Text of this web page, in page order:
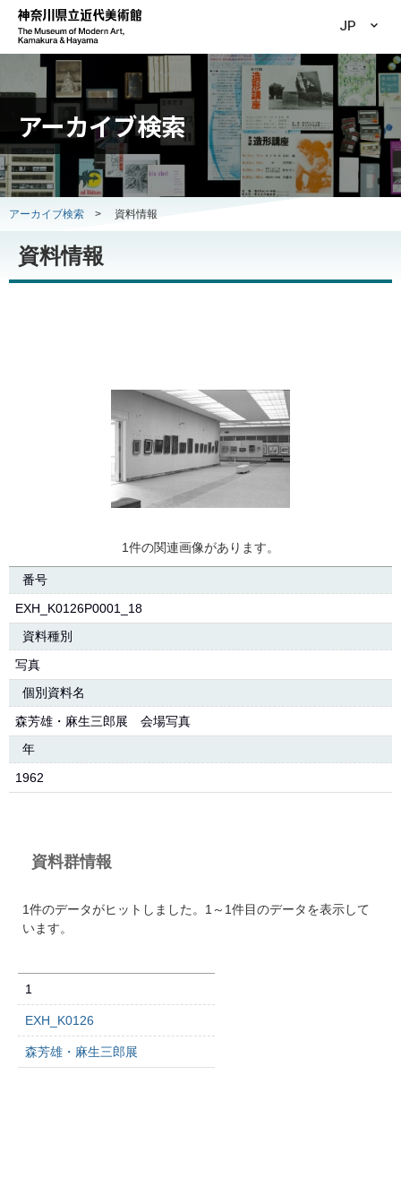
JP
アーカイブ検索
アーカイブ検索 > 資料情報
資料情報
1件の関連画像があります。
番号
EXH_K0126P0001_18
資料種別
写真
個別資料名
森芳雄・麻生三郎展 会場写真
年
1962
資料群情報
1件のデータがヒットしました。1～1件目のデータを表示して
います。
1
EXH_K0126
森芳雄・麻生三郎展